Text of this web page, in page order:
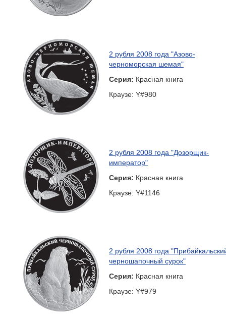
2 рубля 2008 года "Азово-
черноморская шемая"
Серия: Красная книга
Краузе: Y#980
2 рубля 2008 года "Дозорщик-
император"
Серия: Красная книга
Краузе: Y#1146
2 рубля 2008 года
черношапочный сурок"
Серия: Красная книга
Краузе: Y#979